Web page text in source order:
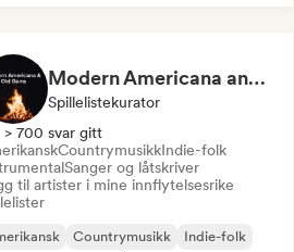
Modern Americana and Old Gems – Folk and Alt Country
Spillelistekurator
> 700 svar gitt
CountrymusikkIndie-folk
Sanger og låtskriver
til artister i mine innflytelsesrike
Countrymusikk Indie-folk